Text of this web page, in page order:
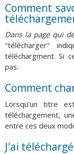
Comment
Dans la page qui
"télécharger"
téléchargment. Si
pas.
Comment
Lorsqu'un titre
téléchargement,
entre ces deux
J'ai